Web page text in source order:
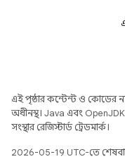
এই পৃষ্ঠার কন্টেন্ট ও কোডের
অধীনস্থ। Java এবং
সংস্থার রেজিস্টার্ড ট্রেডমার্ক।
2026-05-19 UTC-তে